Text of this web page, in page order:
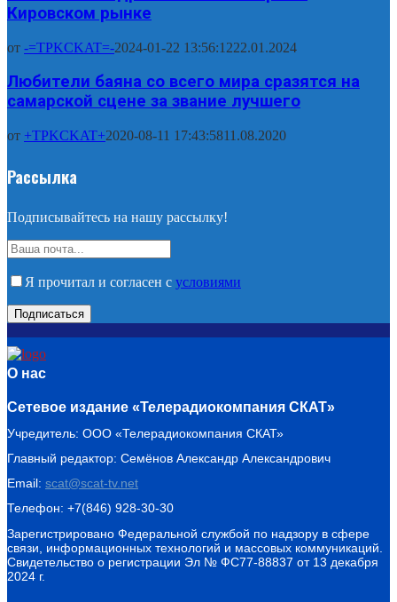
Кировском рынке
от -=TPKCKAT=-2024-01-22 13:56:1222.01.2024
Любители баяна со всего мира сразятся на
самарской сцене за звание лучшего
от +TPKCKAT+2020-08-11 17:43:5811.08.2020
Рассылка
Подписывайтесь на нашу рассылку!
Я прочитал и согласен с условиями
О нас
Сетевое издание «Телерадиокомпания СКАТ»
Учредитель: ООО «Телерадиокомпания СКАТ»
Главный редактор: Семёнов Александр Александрович
Email: scat@scat-tv.net
Телефон: +7(846) 928-30-30
Зарегистрировано Федеральной службой по надзору в сфере
связи, информационных технологий и массовых коммуникаций.
Свидетельство о регистрации Эл № ФС77-88837 от 13 декабря
2024 г.